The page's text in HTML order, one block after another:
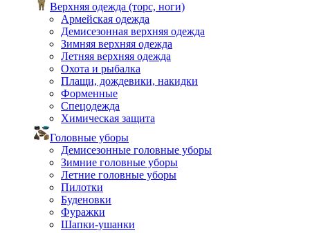
Верхняя одежда (торс, ноги)
Армейская одежда
Демисезонная верхняя одежда
Зимняя верхняя одежда
Летняя верхняя одежда
Охота и рыбалка
Плащи, дождевики, накидки
Форменные
Спецодежда
Химическая защита
Головные уборы
Демисезонные головные уборы
Зимние головные уборы
Летние головные уборы
Пилотки
Буденовки
Фуражки
Шапки-ушанки